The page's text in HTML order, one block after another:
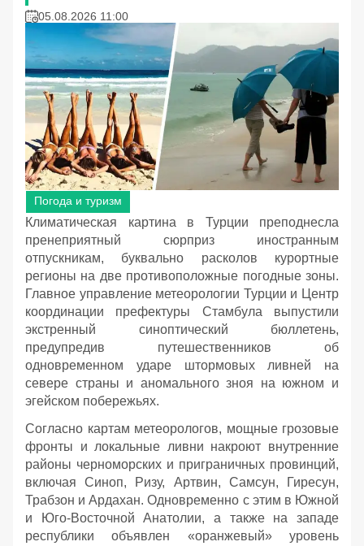
05.08.2026 11:00
Погода и туризм
Климатическая картина в Турции преподнесла
пренеприятный сюрприз иностранным
отпускникам, буквально расколов курортные
регионы на две противоположные погодные зоны.
Главное управление метеорологии Турции и Центр
координации префектуры Стамбула выпустили
экстренный синоптический бюллетень,
предупредив путешественников об
одновременном ударе штормовых ливней на
севере страны и аномального зноя на южном и
эгейском побережьях.
Согласно картам метеорологов, мощные грозовые
фронты и локальные ливни накроют внутренние
районы черноморских и приграничных провинций,
включая Синоп, Ризу, Артвин, Самсун, Гиресун,
Трабзон и Ардахан. Одновременно с этим в Южной
и Юго-Восточной Анатолии, а также на западе
республики объявлен «оранжевый» уровень